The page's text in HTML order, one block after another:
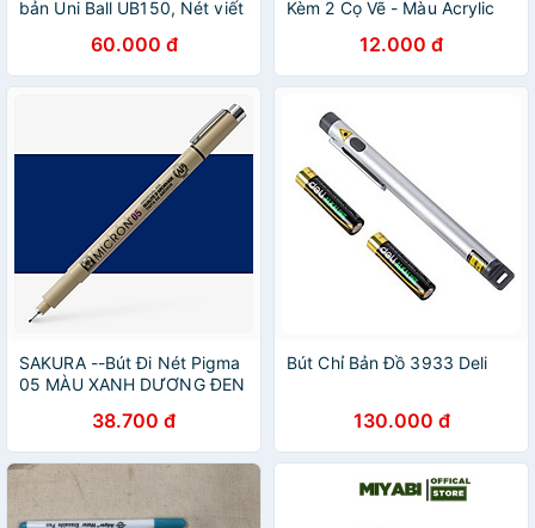
bản Uni Ball UB150, Nét viết
60.000 đ
Kèm 2 Cọ Vẽ - Màu Acrylic
Tô Tượng, Vẽ 3D, Giày, Thủy
Tinh, Gỗ
12.000 đ
SAKURA --Bút Đi Nét Pigma
05 MÀU XANH DƯƠNG ĐEN
38.700 đ
Bút Chỉ Bản Đồ 3933 Deli
130.000 đ